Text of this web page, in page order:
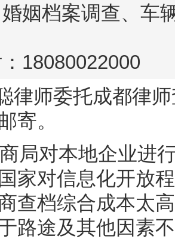
姻档案调查、车
18080022000
律师委托成都律
寄。
局对本地企业进
家对信息化开放
查档综合成本太
路途及其他因素